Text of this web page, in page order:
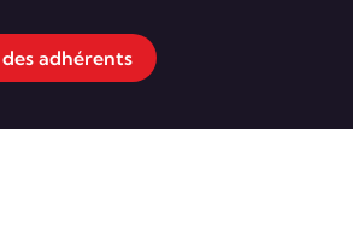
adhérents